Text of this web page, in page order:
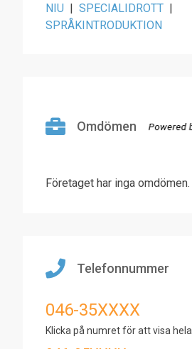
NIU | SPECIALIDROTT |
SPRÅKINTRODUKTION
Omdömen
Företaget har inga omdömen.
Telefonnummer
046-35XXXX
Klicka på numret för att visa hela